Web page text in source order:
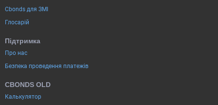
Cbonds для ЗМІ
Глосарій
Підтримка
Про нас
Безпека проведення платежів
CBONDS OLD
Калькулятор